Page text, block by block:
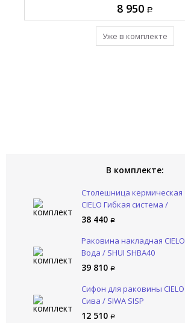
8 950
Уже в комплекте
39 810
Уже в комплекте
39 810
Добавить в комплект
В комплекте:
Столешница кермическая
CIELO Гибкая система /
Multiplo MUPI50
38 440
Раковина накладная CIELO
Вода / SHUI SHBA40
39 810
Сифон для раковины CIELO
Сива / SIWA SISP
12 510